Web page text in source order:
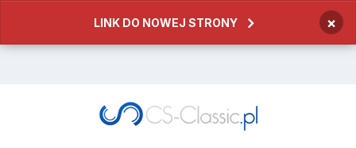
LINK DO NOWEJ STRONY ×